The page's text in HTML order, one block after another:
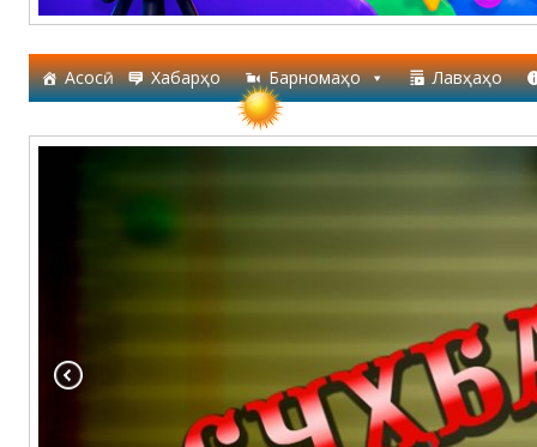
Асосӣ Хабарҳо Барномаҳо Лавҳаҳо